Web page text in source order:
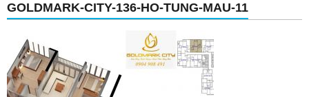
GOLDMARK-CITY-136-HO-TUNG-MAU-11